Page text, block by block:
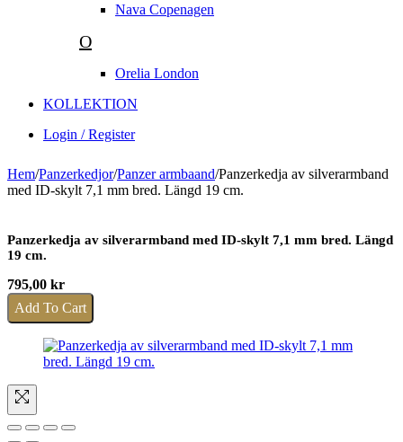
Nava Copenagen
O
Orelia London
KOLLEKTION
Login / Register
Hem/Panzerkedjor/Panzer armbaand/Panzerkedja av silverarmband
med ID-skylt 7,1 mm bred. Längd 19 cm.
Panzerkedja av silverarmband med ID-skylt 7,1 mm bred. Längd
19 cm.
795,00 kr
Add To Cart